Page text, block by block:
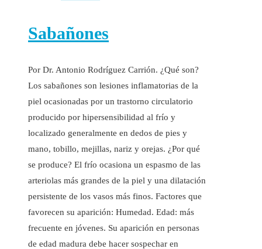
Sabañones
Por Dr. Antonio Rodríguez Carrión. ¿Qué son?
Los sabañones son lesiones inflamatorias de la
piel ocasionadas por un trastorno circulatorio
producido por hipersensibilidad al frío y
localizado generalmente en dedos de pies y
mano, tobillo, mejillas, nariz y orejas. ¿Por qué
se produce? El frío ocasiona un espasmo de las
arteriolas más grandes de la piel y una dilatación
persistente de los vasos más finos. Factores que
favorecen su aparición: Humedad. Edad: más
frecuente en jóvenes. Su aparición en personas
de edad madura debe hacer sospechar en